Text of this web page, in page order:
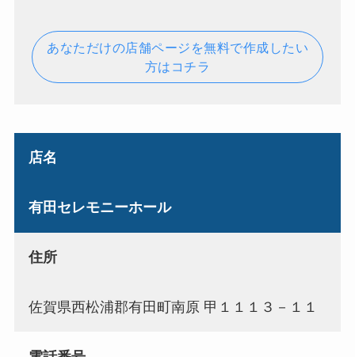
あなただけの店舗ページを無料で作成したい
方はコチラ
店名
有田セレモニーホール
住所
佐賀県西松浦郡有田町南原 甲１１１３－１１